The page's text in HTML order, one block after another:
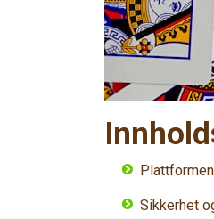
Sikkerhet